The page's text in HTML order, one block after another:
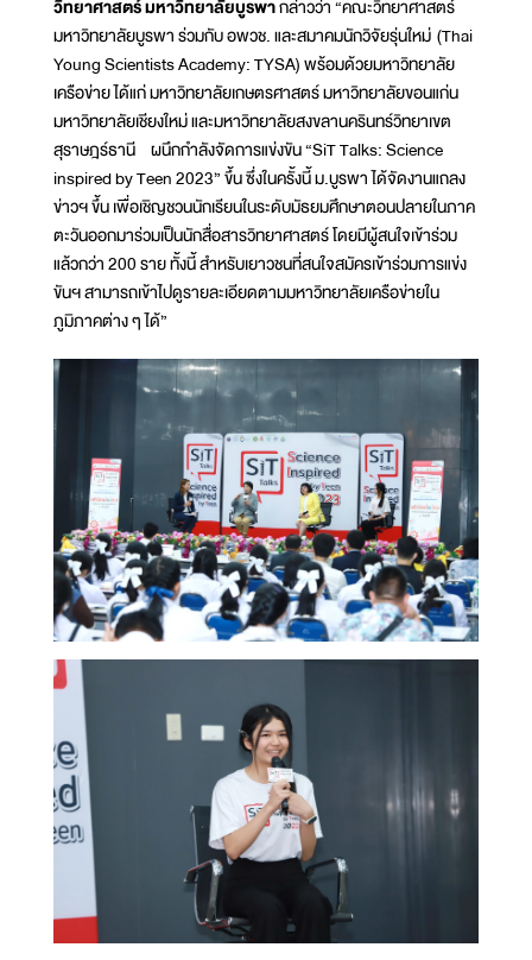
วิทยาศาสตร์ มหาวิทยาลัยบูรพากล่าวว่า “คณะวิทยาศาสตร์
มหาวิทยาลัยบูรพา ร่วมกับ อพวช. และสมาคมนักวิจัยรุ่นใหม่ (Thai
Young Scientists Academy: TYSA) พร้อมด้วยมหาวิทยาลัย
เครือข่าย ได้แก่ มหาวิทยาลัยเกษตรศาสตร์ มหาวิทยาลัยขอนแก่น
มหาวิทยาลัยเชียงใหม่ และมหาวิทยาลัยสงขลานครินทร์วิทยาเขต
สุราษฎร์ธานี ผนึกกำลังจัดการแข่งขัน “SiT Talks: Science
inspired by Teen 2023” ขึ้น ซึ่งในครั้งนี้ ม.บูรพา ได้จัดงานแถลง
ข่าวฯ ขึ้น เพื่อเชิญชวนนักเรียนในระดับมัธยมศึกษาตอนปลายในภาค
ตะวันออกมาร่วมเป็นนักสื่อสารวิทยาศาสตร์ โดยมีผู้สนใจเข้าร่วม
แล้วกว่า 200 ราย ทั้งนี้ สำหรับเยาวชนที่สนใจสมัครเข้าร่วมการแข่ง
ขันฯ สามารถเข้าไปดูรายละเอียดตามมหาวิทยาลัยเครือข่ายใน
ภูมิภาคต่าง ๆ ได้”